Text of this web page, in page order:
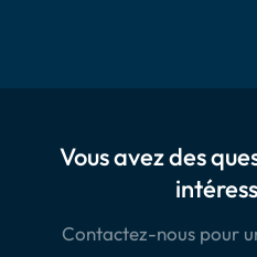
Vous avez des
Contactez-nous pour